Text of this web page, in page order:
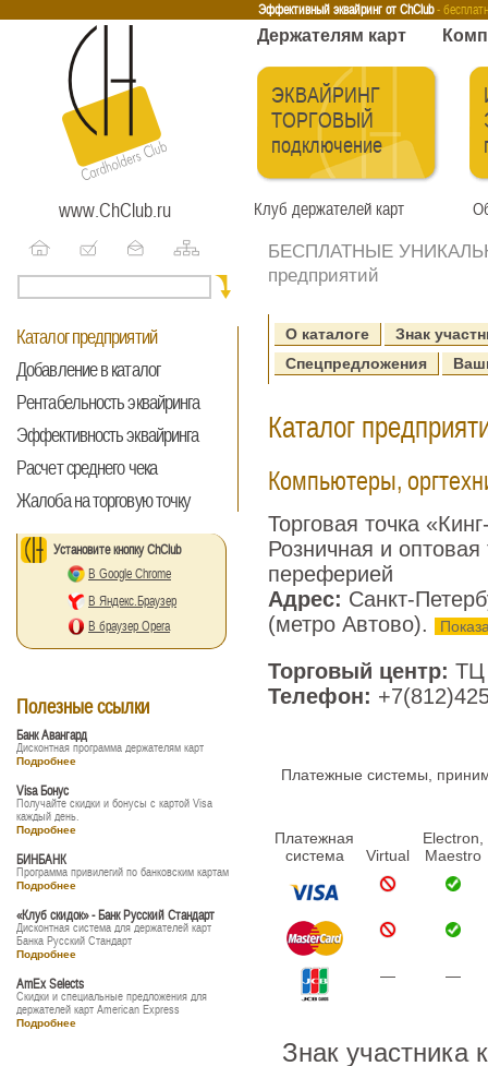
Эффективный эквайринг от ChClub -
Интернет-эквайринг Тренинги Бесплатные сервисы
Держателям карт
ЭКВАЙРИНГ
ТОРГОВЫЙ
подключение
www.ChClub.ru Клуб держателей карт
Каталог предприятий
Добавление в каталог
Рентабельность эквайринга
Эффективность эквайринга
Расчет среднего чека
Жалоба на торговую точку
Установите кнопку ChClub
В Google Chrome
В Яндекс.Браузер
В браузер Opera
Полезные ссылки
Банк Авангард
Дисконтная программа держателям карт
Подробнее
Visa Бонус
Получайте скидки и бонусы с картой Visa
каждый день.
Подробнее
БИНБАНК
Программа привилегий по банковским картам
Подробнее
«Клуб скидок» - Банк Русский Стандарт
Дисконтная система для держателей карт
Банка Русский Стандарт
Подробнее
AmEx Selects
Скидки и специальные предложения для
держателей карт American Express
Подробнее
БЕСПЛАТНЫЕ
предприятий
О каталоге
Знак
Спецпредложения
Каталог
Компьютеры,
Торговая точка
Розничная и
переферией
Адрес: Санкт-
(метро Автово).
Торговый центр: ТЦ
Телефон:
Платежные системы,
Платежная
система
Virtual
Electron,
Maestro
— —
Знак участника